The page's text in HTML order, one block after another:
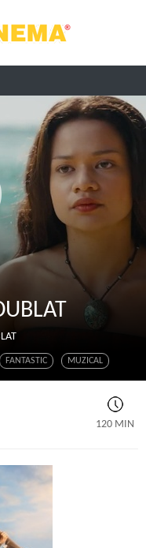
FANTASTIC MUZICAL
120 MIN